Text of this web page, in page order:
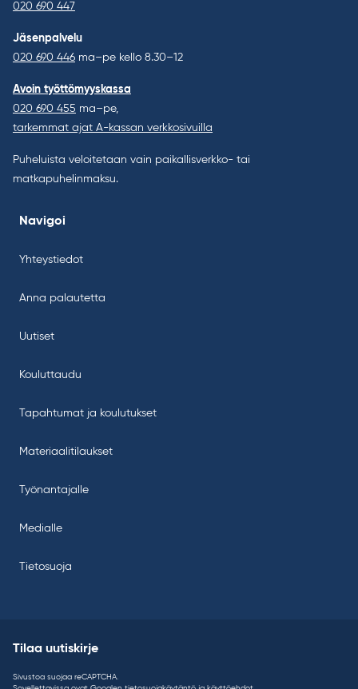
020 690 447
Jäsenpalvelu
020 690 446 ma–pe kello 8.30–12
Avoin työttömyyskassa
020 690 455 ma–pe,
tarkemmat ajat A-kassan verkkosivuilla
Puheluista veloitetaan vain paikallisverkko- tai
matkapuhelinmaksu.
Navigoi
Yhteystiedot
Anna palautetta
Uutiset
Kouluttaudu
Tapahtumat ja koulutukset
Materiaalitilaukset
Työnantajalle
Medialle
Tietosuoja
Tilaa uutiskirje
Sivustoa suojaa reCAPTCHA.